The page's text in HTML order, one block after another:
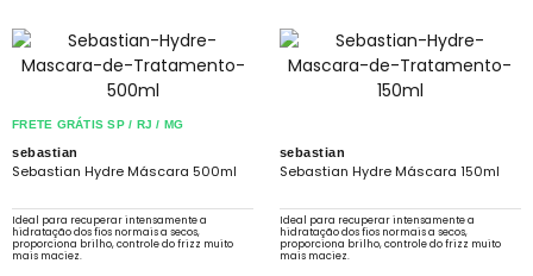
FRETE GRÁTIS SP / RJ / MG
sebastian
Sebastian Hydre Máscara 500ml
Ideal para recuperar intensamente a
hidratação dos fios normais a secos,
proporciona brilho, controle do frizz muito
mais maciez.
sebastian
Sebastian Hydre Máscara 150ml
Ideal para recuperar intensamente a
hidratação dos fios normais a secos,
proporciona brilho, controle do frizz muito
mais maciez.